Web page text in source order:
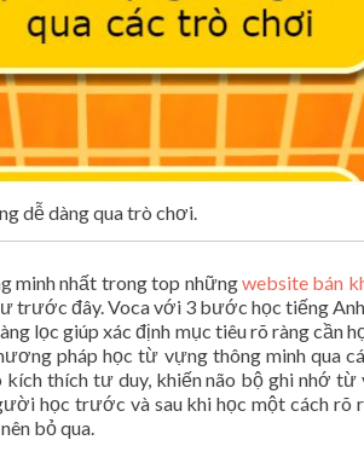
dễ dàng qua trò chơi.
minh nhất trong top nhữngwebsite bán
trước đây. Voca với 3 bước học tiếng
lọc giúp xác định mục tiêu rõ ràng cần
pháp học từ vựng thông minh qua
thích tư duy, khiến não bộ ghi nhớ
học trước và sau khi học một cách rõ
bỏ qua.